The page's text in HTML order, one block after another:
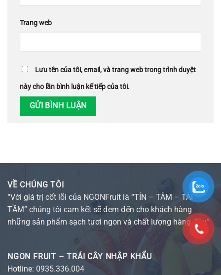
Trang web
Lưu tên của tôi, email, và trang web trong trình duyệt
này cho lần bình luận kế tiếp của tôi.
VỀ CHÚNG TÔI
“Với giá trị cốt lõi của NGONFruit là “TÍN – TÂM – TÀI –
TẦM” chúng tôi cam kết sẽ đem đến cho khách hàng
những sản phẩm sạch tươi ngon và chất lượng hàng đầu”
NGON FRUIT – TRÁI CÂY NHẬP KHẨU
Hotline: 0935.336.004